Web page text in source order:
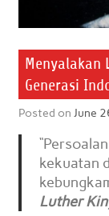
Menyalakan
Generasi
Posted on June
kekuatan
Luther